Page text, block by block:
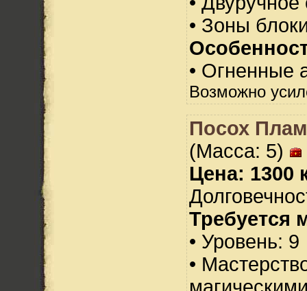
• Зоны
• Огненные
Возможно
Посох
(Масса: 5)
Цена: 1300
Требуется
• Уровень: 9
•